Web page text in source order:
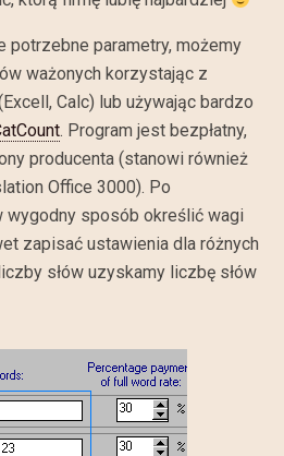
potrzebne parametry, możemy
ważonych korzystając z
Calc) lub używając bardzo
. Program jest bezpłatny,
producenta (stanowi również
Office 3000). Po
wygodny sposób określić wagi
zapisać ustawienia dla różnych
słów uzyskamy liczbę słów